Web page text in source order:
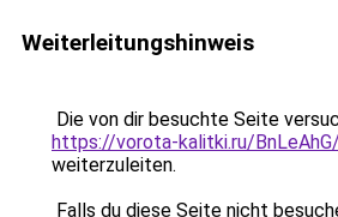
Weiterleitungshinweis
Die von dir besuchte Seite
https://vorota-kalitki.ru/
weiterzuleiten.
Falls du diese Seite nicht